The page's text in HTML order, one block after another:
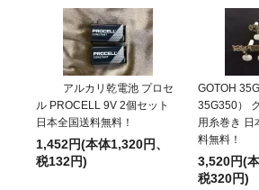
アルカリ乾電池 プロセ
ル PROCELL 9V 2個セット
日本全国送料無料！
1,452円(本体1,320円、
税132円)
GOTOH
35G350）
用糸巻き 日
料無料！
3,520円(
税320円)